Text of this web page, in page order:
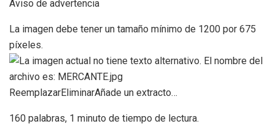
Aviso de advertencia
La imagen debe tener un tamaño mínimo de 1200 por 675
píxeles.
ReemplazarEliminarAñade un extracto…
160 palabras, 1 minuto de tiempo de lectura.